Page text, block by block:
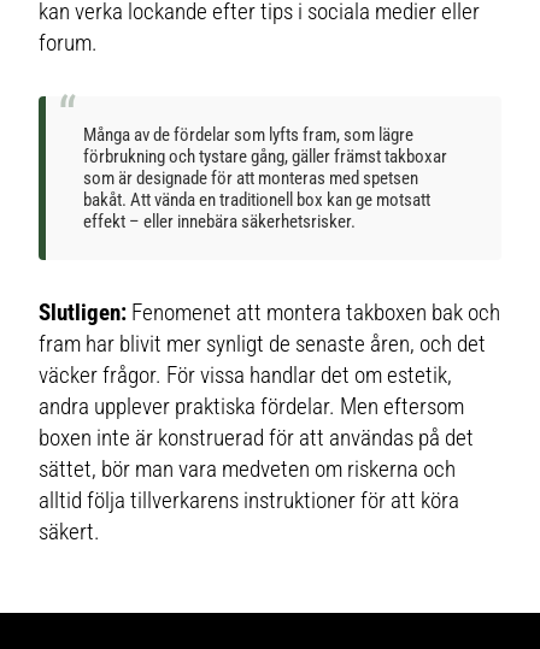
kan verka lockande efter tips i sociala medier eller
forum.
Många av de fördelar som lyfts fram, som lägre
förbrukning och tystare gång, gäller främst takboxar
som är designade för att monteras med spetsen
bakåt. Att vända en traditionell box kan ge motsatt
effekt – eller innebära säkerhetsrisker.
Slutligen: Fenomenet att montera takboxen bak och
fram har blivit mer synligt de senaste åren, och det
väcker frågor. För vissa handlar det om estetik,
andra upplever praktiska fördelar. Men eftersom
boxen inte är konstruerad för att användas på det
sättet, bör man vara medveten om riskerna och
alltid följa tillverkarens instruktioner för att köra
säkert.